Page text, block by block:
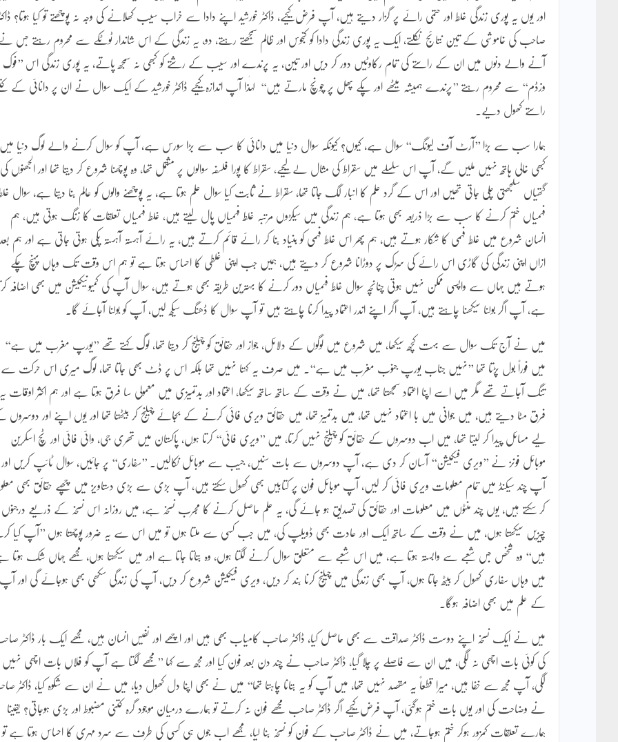
اور یوں یہ پوری زندگی غلط اور حتمی رائے پر گزار دیتے ہیں، آپ فرض کیجیے، ڈاکٹر خورشید اپنے دادا سے خراب سیب کھلانے کی وجہ نہ پوچھتے تو کیا ہوتا؟
صاحب کی خاموشی کے تین نتائج نکلتے، ایک یہ پوری زندگی دادا کو کنجوس اور ظالم سمجھتے رہتے، دو، یہ زندگی کے اس شاندار ٹوٹکے سے محروم رہتے جس
آنے والے دنوں میں ان کے راستے کی تمام رکاوٹیں دور کر دیں اور تین، یہ پرندے اور سیب کے رشتے کو کبھی نہ سمجھ پاتے، یہ پوری زندگی اس ’’فوک
وزڈم‘‘ سے محروم رہتے ’’پرندے ہمیشہ میٹھے اور پکے پھل پر چونچ مارتے ہیں‘‘ لہٰذا آپ اندازہ کیجیے ڈاکٹر خورشید کے ایک سوال نے ان پر دانائی کے
راستے کھول دیے۔
ہمارا سب سے بڑا ’’آرٹ آف لیونگ‘‘ سوال ہے، کیوں؟ کیونکہ سوال دنیا میں دانائی کا سب سے بڑا سورس ہے، آپ کو سوال کرنے والے لوگ دنیا میں
کبھی خالی ہاتھ نہیں ملیں گے، آپ اس سلسلے میں سقراط کی مثال لے لیجیے، سقراط کا پورا فلسفہ سوالوں پر مشتمل تھا، وہ پوچھنا شروع کر دیتا تھا اور الجھنوں کی
گتھیاں سلجھتی چلی جاتی تھیں اور اس کے گرد علم کا انبار لگ جاتا تھا، سقراط نے ثابت کیا سوال علم ہوتا ہے، یہ پوچھنے والوں کو عالم بنا دیتا ہے، سوال
فہمیاں ختم کرنے کا سب سے بڑا ذریعہ بھی ہوتا ہے، ہم زندگی میں سیکڑوں مرتبہ غلط فہمیاں پال لیتے ہیں، غلط فہمیاں تعلقات کا زنگ ہوتی ہیں، ہم
انسان شروع میں غلط فہمی کا شکار ہوتے ہیں، ہم پھر اس غلط فہمی کو بنیاد بنا کر رائے قائم کرتے ہیں، یہ رائے آہستہ آہستہ پکی ہوتی جاتی ہے اور ہم بعد
ازاں اپنی زندگی کی گاڑی اس رائے کی سڑک پر دوڑانا شروع کر دیتے ہیں، ہمیں جب اپنی غلطی کا احساس ہوتا ہے تو ہم اس وقت تک وہاں پہنچ چکے
ہوتے ہیں جہاں سے واپسی ممکن نہیں ہوتی چنانچہ سوال غلط فہمیاں دور کرنے کا بہترین طریقہ بھی ہوتے ہیں، سوال آپ کی کمیونیکیشن میں بھی اضافہ
ہے، آپ اگر بولنا سیکھنا چاہتے ہیں، آپ اگر اپنے اندر اعتماد پیدا کرنا چاہتے ہیں تو آپ سوال کا ڈھنگ سیکھ لیں، آپ کو بولنا آجائے گا۔
میں نے آج تک سوال سے بہت کچھ سیکھا، میں شروع میں لوگوں کے دلائل، جواز اور حقائق کو چیلنج کر دیتا تھا، لوگ کہتے تھے ’’یورپ مغرب میں ہے‘‘
میں فوراً بول پڑتا تھا ’’نہیں جناب یورپ جنوب مغرب میں ہے‘‘۔ میں صرف یہ کہتا نہیں تھا بلکہ اس پر ڈٹ بھی جاتا تھا، لوگ میری اس حرکت سے
تنگ آجاتے تھے مگر میں اسے اپنا اعتماد سمجھتا تھا، میں نے وقت کے ساتھ ساتھ سیکھا، اعتماد اور بدتمیزی میں معمولی سا فرق ہوتا ہے اور ہم اکثر اوقات یہ
فرق مٹا دیتے ہیں، میں جوانی میں با اعتماد نہیں تھا، میں بدتمیز تھا، میں حقائق ویری فائی کرنے کے بجائے چیلنج کر بیٹھتا تھا اور یوں اپنے اور دوسروں
لیے مسائل پیدا کر لیتا تھا، میں اب دوسروں کے حقائق کو چیلنج نہیں کرتا، میں ’’ویری فائی‘‘ کرتا ہوں، پاکستان میں تھری جی، وائی فائی اور ٹچ اسکرین
موبائل فونز نے ’’ویری فیکیشن‘‘ آسان کر دی ہے، آپ دوسروں سے بات سنیں، جیب سے موبائل نکالیں۔ ’’سفاری‘‘ پر جائیں، سوال ٹائپ کریں اور
آپ چند سیکنڈ میں تمام معلومات ویری فائی کر لیں، آپ موبائل فون پر کتابیں بھی کھول سکتے ہیں، آپ بڑی سے بڑی دستاویز میں چھپے حقائق بھی
کر سکتے ہیں، یوں چند منٹوں میں معلومات اور حقائق کی تصدیق ہو جائے گی، یہ علم حاصل کرنے کا مجرب نسخہ ہے، میں روزانہ اس نسخہ کے ذریعے درجنوں
چیزیں سیکھتا ہوں، میں نے وقت کے ساتھ ایک اور عادت بھی ڈویلپ کی، میں جب کسی سے ملتا ہوں تو میں اس سے یہ ضرور پوچھتا ہوں ’’آپ کیا
ہیں‘‘ وہ شخص جس شعبے سے وابستہ ہوتا ہے، میں اس شعبے سے متعلق سوال کرنے لگتا ہوں، وہ بتاتا جاتا ہے اور میں سیکھتا ہوں، مجھے جہاں شک ہوتا
میں وہاں سفاری کھول کر بیٹھ جاتا ہوں، آپ بھی زندگی میں چیلنج کرنا بند کر دیں، ویری فیکیشن شروع کر دیں، آپ کی زندگی سکھی بھی ہوجائے گی اور آپ
کے علم میں بھی اضافہ ہوگا۔
میں نے ایک نسخہ اپنے دوست ڈاکٹر صداقت سے بھی حاصل کیا، ڈاکٹر صاحب کامیاب بھی ہیں اور اچھے اور نفیس انسان ہیں، مجھے ایک بار ڈاکٹر
کی کوئی بات اچھی نہ لگی، میں ان سے فاصلے پر چلا گیا، ڈاکٹر صاحب نے چند دن بعد فون کیا اور مجھ سے کہا ’’مجھے لگتا ہے آپ کو فلاں بات اچھی نہیں
لگی، آپ مجھ سے خفا ہیں، میرا قطعاً یہ مقصد نہیں تھا، میں آپ کو یہ بتانا چاہتا تھا‘‘ میں نے بھی اپنا دل کھول دیا، میں نے ان سے شکوہ کیا، ڈاکٹر
نے وضاحت کی اور یوں بات ختم ہوگئی، آپ فرض کیجیے اگر ڈاکٹر صاحب مجھے فون نہ کرتے تو ہمارے درمیان موجود گرہ کتنی مضبوط اور بڑی ہوجاتی؟ یقینا
ہمارے تعلقات کمزور ہوکر ختم ہوجاتے، میں نے ڈاکٹر صاحب کے فون کو نسخہ بنا لیا، مجھے اب جوں ہی کسی کی طرف سے سرد مہری کا احساس ہوتا ہے تو